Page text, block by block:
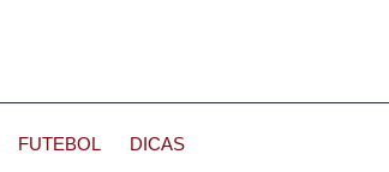
FUTEBOL DICAS